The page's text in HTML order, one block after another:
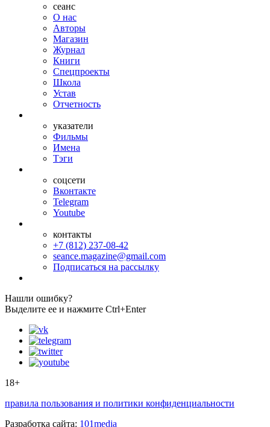
сеанс
О нас
Авторы
Магазин
Журнал
Книги
Спецпроекты
Школа
Устав
Отчетность
указатели
Фильмы
Имена
Тэги
соцсети
Вконтакте
Telegram
Youtube
контакты
+7 (812) 237-08-42
seance.magazine@gmail.com
Подписаться на рассылку
Нашли ошибку?
Выделите ее и нажмите Ctrl+Enter
18+
правила пользования и политики конфиденциальности
Разработка сайта: 101media